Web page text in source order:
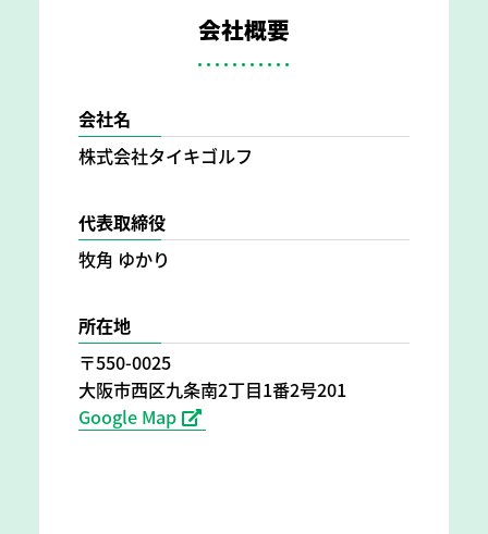
会社概要
会社名
株式会社タイキゴルフ
代表取締役
牧角 ゆかり
所在地
〒550-0025
大阪市西区九条南2丁目1番2号201
Google Map